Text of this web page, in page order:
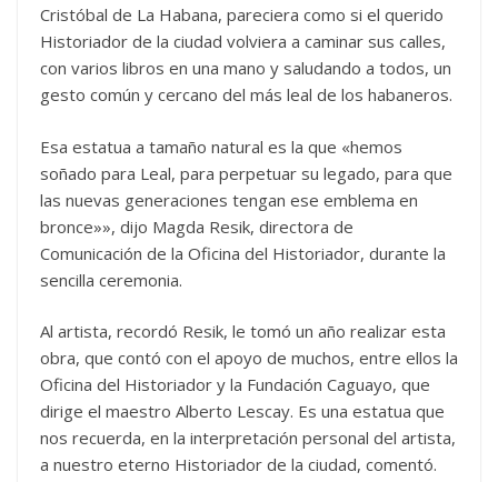
Cristóbal de La Habana, pareciera como si el querido
Historiador de la ciudad volviera a caminar sus calles,
con varios libros en una mano y saludando a todos, un
gesto común y cercano del más leal de los habaneros.
Esa estatua a tamaño natural es la que «hemos
soñado para Leal, para perpetuar su legado, para que
las nuevas generaciones tengan ese emblema en
bronce»», dijo Magda Resik, directora de
Comunicación de la Oficina del Historiador, durante la
sencilla ceremonia.
Al artista, recordó Resik, le tomó un año realizar esta
obra, que contó con el apoyo de muchos, entre ellos la
Oficina del Historiador y la Fundación Caguayo, que
dirige el maestro Alberto Lescay. Es una estatua que
nos recuerda, en la interpretación personal del artista,
a nuestro eterno Historiador de la ciudad, comentó.